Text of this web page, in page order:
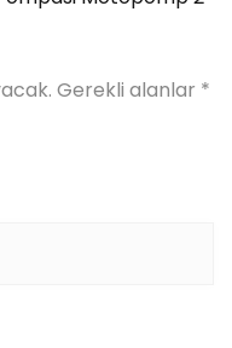
Gerekli alanlar *